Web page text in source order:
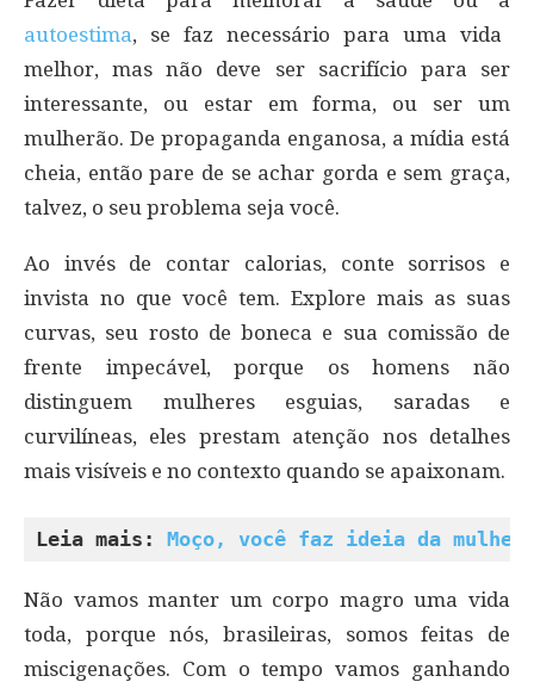
autoestima, se faz necessário para uma vida
melhor, mas não deve ser sacrifício para ser
interessante, ou estar em forma, ou ser um
mulherão. De propaganda enganosa, a mídia está
cheia, então pare de se achar gorda e sem graça,
talvez, o seu problema seja você.
Ao invés de contar calorias, conte sorrisos e
invista no que você tem. Explore mais as suas
curvas, seu rosto de boneca e sua comissão de
frente impecável, porque os homens não
distinguem mulheres esguias, saradas e
curvilíneas, eles prestam atenção nos detalhes
mais visíveis e no contexto quando se apaixonam.
Leia mais: Moço, você faz ideia da mulher
Não vamos manter um corpo magro uma vida
toda, porque nós, brasileiras, somos feitas de
miscigenações. Com o tempo vamos ganhando